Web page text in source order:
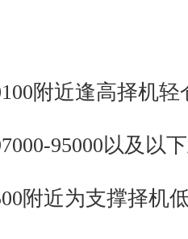
附近逢高择机轻
95000以及以
附近为支撑择机